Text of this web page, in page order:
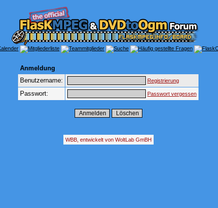
Anmeldung
Benutzername:
Registrierung
Passwort: Passwort vergessen
WBB, entwickelt von WoltLab GmBH